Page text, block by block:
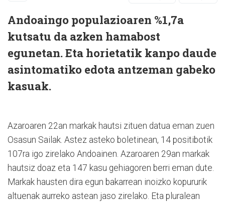
Andoaingo populazioaren %1,7a
kutsatu da azken hamabost
egunetan. Eta horietatik kanpo daude
asintomatiko edota antzeman gabeko
kasuak.
Azaroaren 22an markak hautsi zituen datua eman zuen
Osasun Sailak. Astez asteko boletinean, 14 positibotik
107ra igo zirelako Andoainen. Azaroaren 29an markak
hautsiz doaz eta 147 kasu gehiagoren berri eman dute.
Markak hausten dira egun bakarrean inoizko kopururik
altuenak aurreko astean jaso zirelako. Eta pluralean